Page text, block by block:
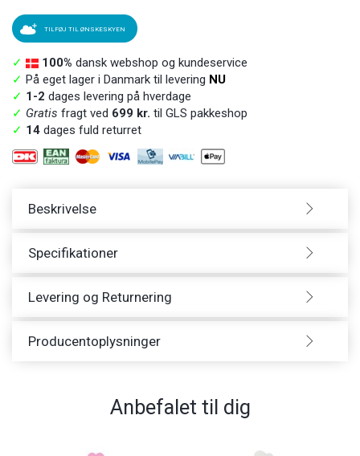
TILFØJ TIL ØNSKESKYEN
✓ 100% dansk webshop og kundeservice
✓ På eget lager i Danmark til levering NU
✓ 1-2 dages levering på hverdage
✓ Gratis fragt ved 699 kr. til GLS pakkeshop
✓ 14 dages fuld returret
Beskrivelse
Specifikationer
Levering og Returnering
Producentoplysninger
Anbefalet til dig